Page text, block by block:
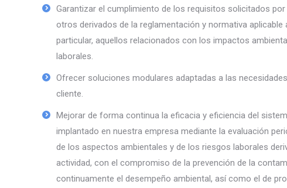
Garantizar el cumplimiento de los requisitos solicitados por
otros derivados de la reglamentación y normativa aplicable
particular, aquellos relacionados con los impactos
laborales.
Ofrecer soluciones modulares adaptadas a las
cliente.
Mejorar de forma continua la eficacia y eficiencia del
implantado en nuestra empresa mediante la evaluación
de los aspectos ambientales y de los riesgos laborales
actividad, con el compromiso de la prevención de la
continuamente el desempeño ambiental, así como el de